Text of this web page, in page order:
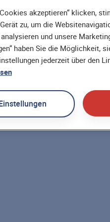
akzeptieren“ klicken,
zu, um die
und unsere
haben Sie die Möglichkeit,
jederzeit über den